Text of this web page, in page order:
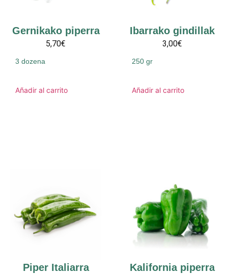
Gernikako piperra
5,70€
3 dozena
Añadir al carrito
Ibarrako gindillak
3,00€
250 gr
Añadir al carrito
Piper Italiarra Kalifornia piperra